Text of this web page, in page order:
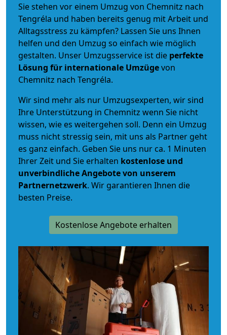
Sie stehen vor einem Umzug von Chemnitz nach
Tengréla und haben bereits genug mit Arbeit und
Alltagsstress zu kämpfen? Lassen Sie uns Ihnen
helfen und den Umzug so einfach wie möglich
gestalten. Unser Umzugsservice ist die perfekte
Lösung für internationale Umzügevon
Chemnitz nach Tengréla.
Wir sind mehr als nur Umzugsexperten, wir sind
Ihre Unterstützung in Chemnitz wenn Sie nicht
wissen, wie es weitergehen soll. Denn ein Umzug
muss nicht stressig sein, mit uns als Partner geht
es ganz einfach. Geben Sie uns nur ca. 1 Minuten
Ihrer Zeit und Sie erhalten kostenlose und
unverbindlicheAngebote von unserem
Partnernetzwerk. Wir garantieren Ihnen die
besten Preise.
Kostenlose Angebote erhalten